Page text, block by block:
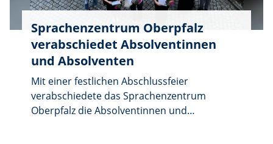
Sprachenzentrum Oberpfalz
verabschiedet Absolventinnen
und Absolventen
Mit einer festlichen Abschlussfeier
verabschiedete das Sprachenzentrum
Oberpfalz die Absolventinnen und